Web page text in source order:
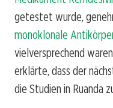
getestet wurde,
monoklonale
vielversprechend
erklärte, dass der
die Studien in Ruanda